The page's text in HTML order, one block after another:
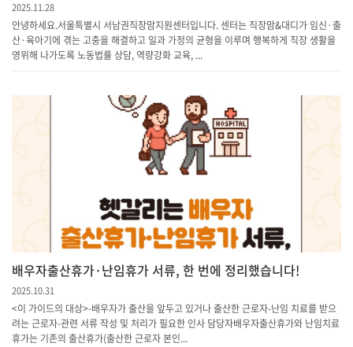
2025.11.28
안녕하세요.서울특별시 서남권직장맘지원센터입니다. 센터는 직장맘&대디가 임신·출
산·육아기에 겪는 고충을 해결하고 일과 가정의 균형을 이루며 행복하게 직장 생활을
영위해 나가도록 노동법률 상담, 역량강화 교육, ...
배우자출산휴가·난임휴가 서류, 한 번에 정리했습니다!
2025.10.31
<이 가이드의 대상> -배우자가 출산을 앞두고 있거나 출산한 근로자-난임 치료를 받으
려는 근로자-관련 서류 작성 및 처리가 필요한 인사 담당자 배우자출산휴가와 난임치료
휴가는 기존의 출산휴가(출산한 근로자 본인...